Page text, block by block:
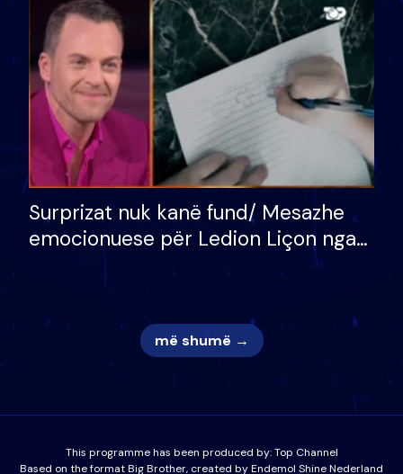
mungojë zilja e mëngjesit kur…
Surprizat nuk kanë fund/ Mesazhe
emocionuese për Ledion Liçon nga
nëna dhe fëmijët e tij, moderatori
nuk i mban dot lotët: Nuk meritoj…
më shumë →
This programme has been produced by:Top Channel
Based on the format Big Brother, created by Endemol Shine Nederland